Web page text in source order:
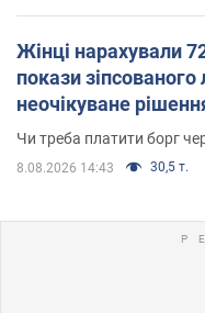
Жінці нарахували
покази
неочікуване
Чи треба платити борг
8.08.2026 14:43 30,5 т.